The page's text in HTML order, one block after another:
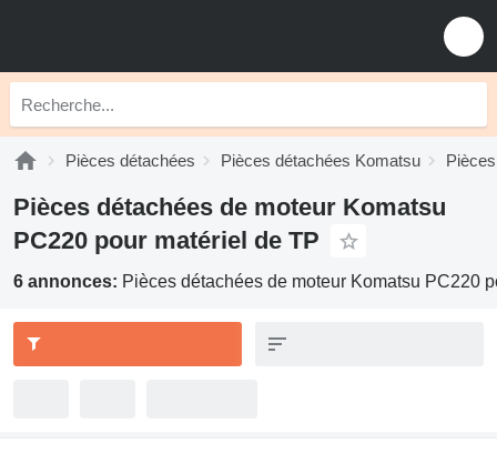
Pièces détachées Pièces détachées Komatsu
Pièces détachées de moteur Komatsu
PC220 pour matériel de TP
6 annonces: Pièces détachées de moteur Komatsu PC220